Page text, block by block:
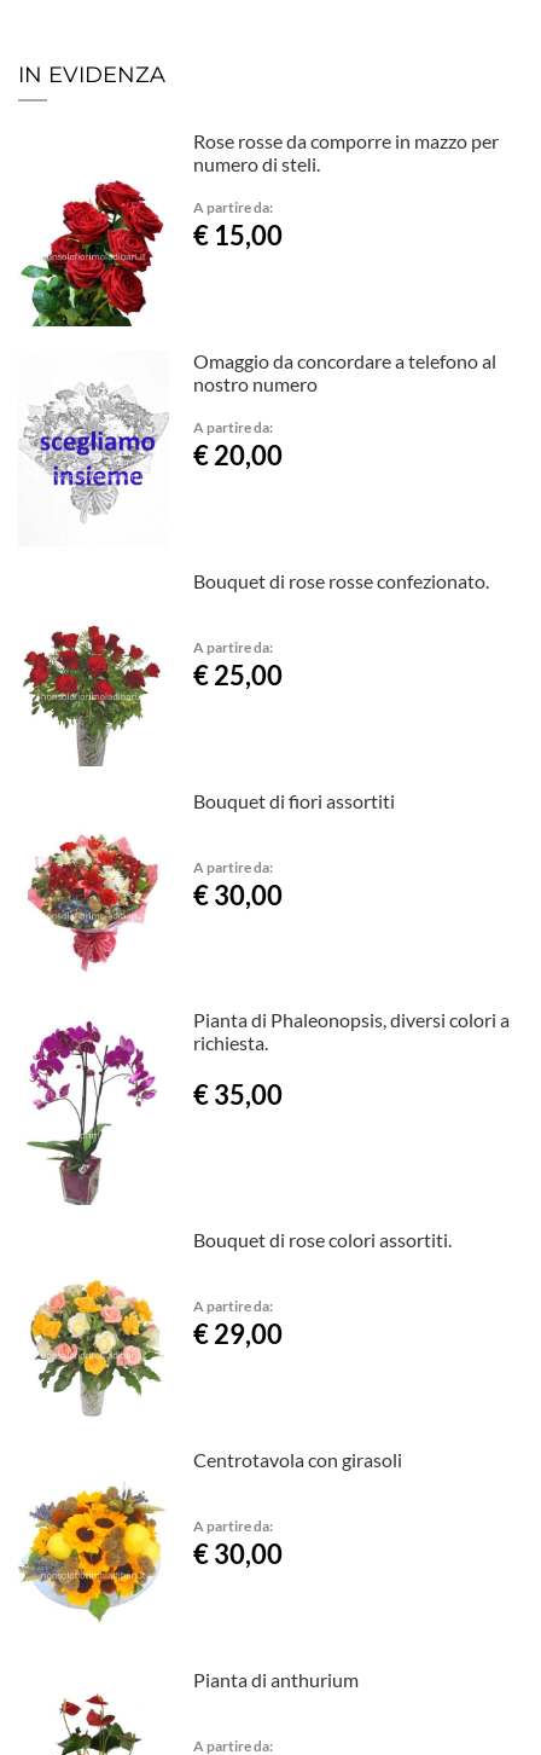
IN EVIDENZA
Rose rosse da comporre in mazzo per
numero di steli.
A partire da:
€ 15,00
Omaggio da concordare a telefono al
nostro numero
A partire da:
€ 20,00
Bouquet di rose rosse confezionato.
A partire da:
€ 25,00
Bouquet di fiori assortiti
A partire da:
€ 30,00
Pianta di Phaleonopsis, diversi colori a
richiesta.
€ 35,00
Bouquet di rose colori assortiti.
A partire da:
€ 29,00
Centrotavola con girasoli
A partire da:
€ 30,00
Pianta di anthurium
A partire da: